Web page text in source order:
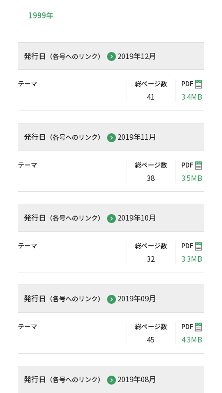
1999年
発行日 （各号へのリンク） 2019年12月
テーマ 総ページ数
41
PDF
3.4MB
発行日 （各号へのリンク） 2019年11月
テーマ 総ページ数
38
PDF
3.5MB
発行日 （各号へのリンク） 2019年10月
テーマ 総ページ数
32
PDF
3.3MB
発行日 （各号へのリンク） 2019年09月
テーマ 総ページ数
45
PDF
4.3MB
発行日 （各号へのリンク） 2019年08月